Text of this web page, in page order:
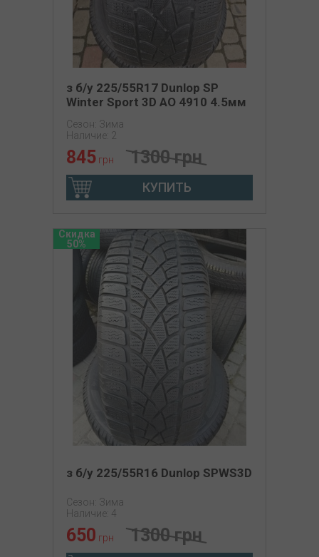
з б/у 225/55R17 Dunlop SP
Winter Sport 3D AO 4910 4.5мм
Сезон: Зима
Наличие: 2
845 грн 1300 грн
КУПИТЬ
Скидка
50%
з б/у 225/55R16 Dunlop SPWS3D
Сезон: Зима
Наличие: 4
650 грн 1300 грн